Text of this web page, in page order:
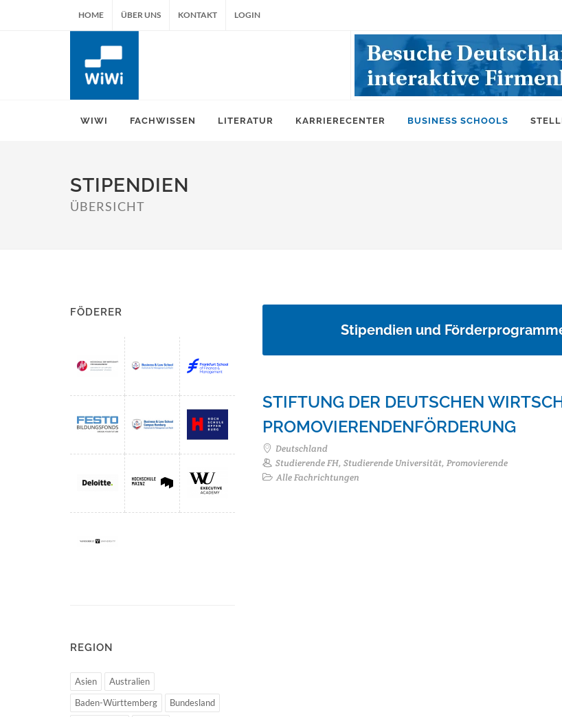
HOME ÜBER UNS KONTAKT LOGIN
WIWI FACHWISSEN LITERATUR KARRIERECENTER BUSINESS SCHOOLS
STIPENDIEN
ÜBERSICHT
Stipendien und
STIFTUNG DER DEUTSCHEN
PROMOVIERENDENFÖRDERUNG
Deutschland
Studierende FH, Studierende Universität, Promovierende
Alle Fachrichtungen
FÖDERER
REGION
Asien
Australien
Baden-Württemberg
Bundesland